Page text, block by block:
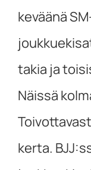
keväänä
takia ja
Näissä
kerta.